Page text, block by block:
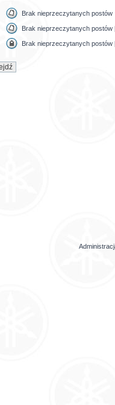
Brak nieprzeczytanych postów
Brak nieprzeczytanych postów
Brak nieprzeczytanych postów